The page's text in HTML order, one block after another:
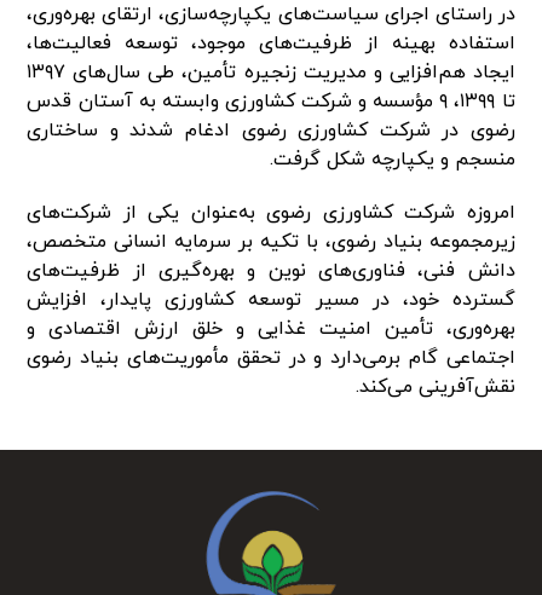
در راستای اجرای سیاست‌های یکپارچه‌سازی، ارتقای بهره‌وری،
استفاده بهینه از ظرفیت‌های موجود، توسعه فعالیت‌ها،
ایجاد هم‌افزایی و مدیریت زنجیره تأمین، طی سال‌های ۱۳۹۷
تا ۱۳۹۹، ۹ مؤسسه و شرکت کشاورزی وابسته به آستان قدس
رضوی در شرکت کشاورزی رضوی ادغام شدند و ساختاری
منسجم و یکپارچه شکل گرفت.
امروزه شرکت کشاورزی رضوی به‌عنوان یکی از شرکت‌های
زیرمجموعه بنیاد رضوی، با تکیه بر سرمایه انسانی متخصص،
دانش فنی، فناوری‌های نوین و بهره‌گیری از ظرفیت‌های
گسترده خود، در مسیر توسعه کشاورزی پایدار، افزایش
بهره‌وری، تأمین امنیت غذایی و خلق ارزش اقتصادی و
اجتماعی گام برمی‌دارد و در تحقق مأموریت‌های بنیاد رضوی
نقش‌آفرینی می‌کند.